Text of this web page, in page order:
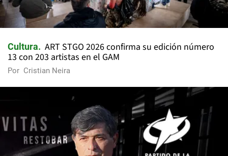
Cultura
ART STGO 2026 confirma su edición número
13 con 203 artistas en el GAM
Por Cristian Neira